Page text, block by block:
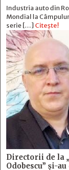
Industria auto din
Mondial la
serie […] Citește!
Directorii de la
Odobescu” și-